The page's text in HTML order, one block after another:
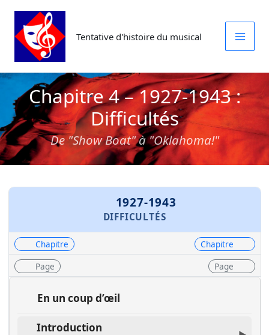
Aller
contenu
Tentative d'histoire du musical
Chapitre 4 – 1927-1943 :
Difficultés
De "Show Boat" à "Oklahoma!"
1927-1943
DIFFICULTÉS
Chapitre Chapitre
Page Page
En un coup d’œil
Introduction